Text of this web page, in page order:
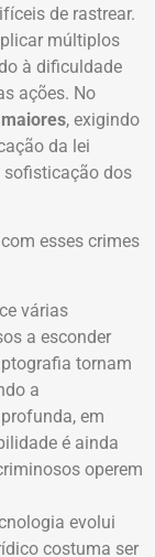
de rastrear.
múltiplos
à dificuldade
ações. No
, exigindo
da lei
sofisticação dos
esses crimes
várias
a esconder
tornam
a
em
é ainda
operem
evolui
costuma ser